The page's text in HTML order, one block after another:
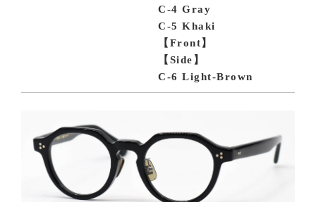
C-4 Gray
C-5 Khaki
【Front】
【Side】
C-6 Light-Brown